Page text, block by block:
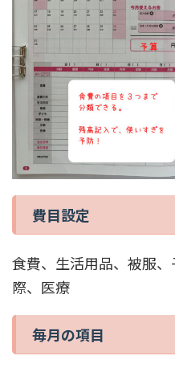
費目設定
食費、生活用品、被服
際、医療
毎月の項目